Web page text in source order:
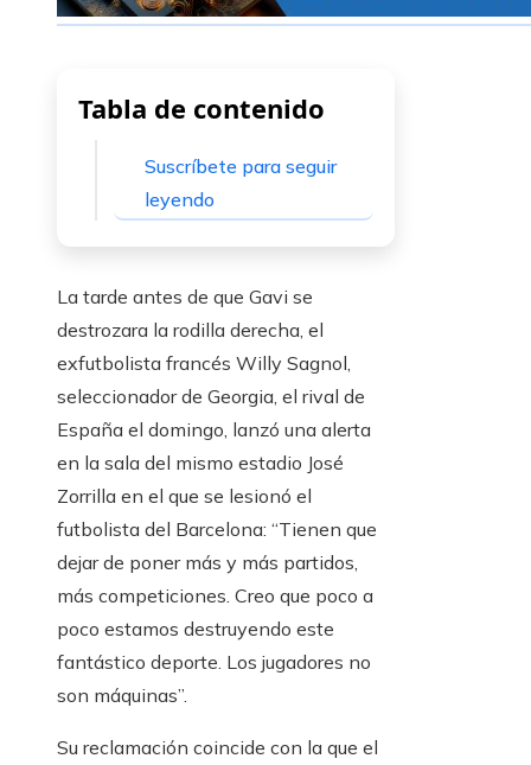
Tabla de contenido
Suscríbete para seguir
leyendo
La tarde antes de que Gavi se
destrozara la rodilla derecha, el
exfutbolista francés Willy Sagnol,
seleccionador de Georgia, el rival de
España el domingo, lanzó una alerta
en la sala del mismo estadio José
Zorrilla en el que se lesionó el
futbolista del Barcelona: “Tienen que
dejar de poner más y más partidos,
más competiciones. Creo que poco a
poco estamos destruyendo este
fantástico deporte. Los jugadores no
son máquinas”.
Su reclamación coincide con la que el